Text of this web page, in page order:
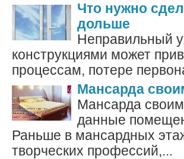
Что нужно
дольше
Неправильный
конструкциями может
процессам, потере
Мансарда
Мансарда
данные
Раньше в мансардных
творческих профессий,...